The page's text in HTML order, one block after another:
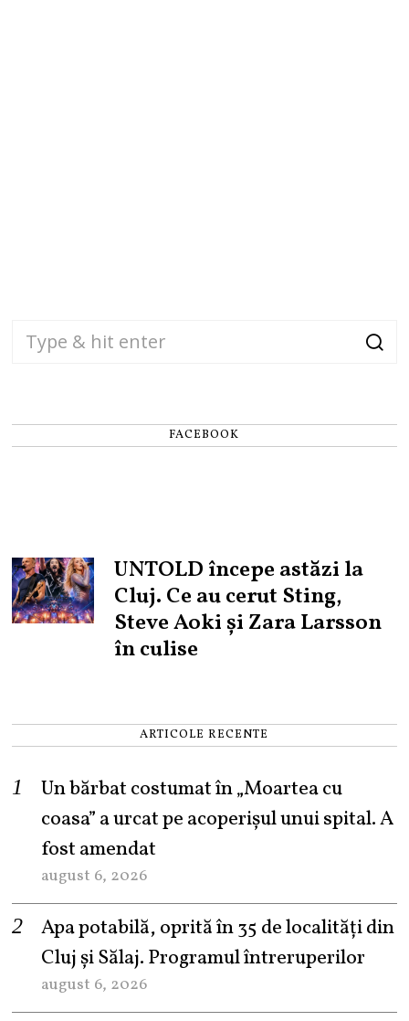
FACEBOOK
UNTOLD începe astăzi la
Cluj. Ce au cerut Sting,
Steve Aoki și Zara Larsson
în culise
ARTICOLE RECENTE
Un bărbat costumat în „Moartea cu
coasa” a urcat pe acoperișul unui spital. A
fost amendat
august 6, 2026
Apa potabilă, oprită în 35 de localități din
Cluj și Sălaj. Programul întreruperilor
august 6, 2026